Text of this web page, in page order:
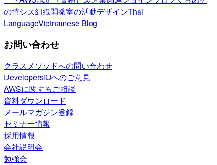
の情シス組織開発室の活動デザインThai
LanguageVietnamese Blog
お問い合わせ
クラスメソッドへの問い合わせ
DevelopersIOへのご意見
AWSに関するご相談
資料ダウンロード
メールマガジン登録
セミナー情報
採用情報
会社説明会
勉強会